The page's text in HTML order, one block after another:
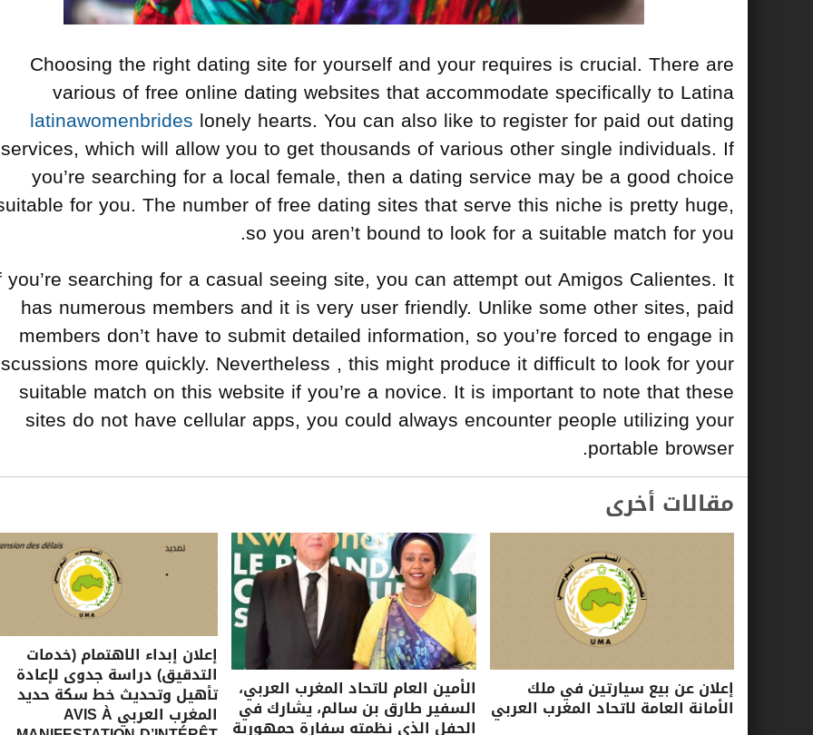
Choosing the right dating site for yourself and your requires is crucial. There are
various of free online dating websites that accommodate specifically to Latina
latinawomenbrides lonely hearts. You can also like to register for paid out dating
services, which will allow you to get thousands of various other single individuals. If
you’re searching for a local female, then a dating service may be a good choice
for you. The number of free dating sites that serve this niche is pretty huge,
so you aren’t bound to look for a suitable match for you.
you’re searching for a casual seeing site, you can attempt out Amigos Calientes. It
has numerous members and it is very user friendly. Unlike some other sites, paid
members don’t have to submit detailed information, so you’re forced to engage in
more quickly. Nevertheless , this might produce it difficult to look for your
suitable match on this website if you’re a novice. It is important to note that these
sites do not have cellular apps, you could always encounter people utilizing your
portable browser.
مقالات أخرى
إعلان عن بيع سيارتين في ملك
الأمانة العامة لاتحاد المغرب العربي
الأمين العام لاتحاد المغرب العربي،
السفير طارق بن سالم، يشارك في
الحفل الذي نظمته سفارة جمهورية
إعلان إبداء الاهتمام (خدمات
التدقيق) دراسة جدوى لإعادة
تأهيل وتحديث خط سكة حديد
المغرب العربي AVIS À